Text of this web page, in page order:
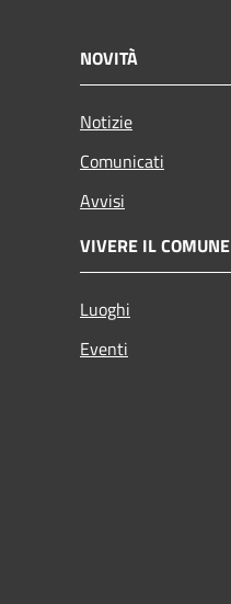
NOVITÀ
Notizie
Comunicati
Avvisi
VIVERE IL COMUNE
Luoghi
Eventi